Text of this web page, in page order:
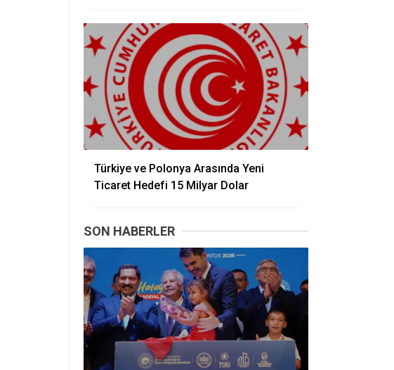
Türkiye ve Polonya Arasında Yeni
Ticaret Hedefi 15 Milyar Dolar
SON HABERLER